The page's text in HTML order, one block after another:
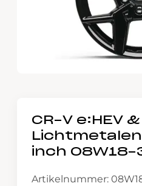
CR-V e:HEV &
Lichtmetalen
inch
Artikelnummer: